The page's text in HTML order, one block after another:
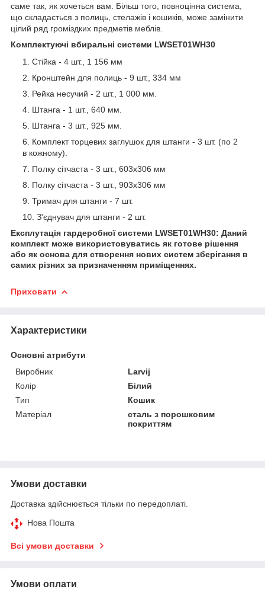
саме так, як хочеться вам. Більш того, повноцінна система,
що складається з полиць, стелажів і кошиків, може замінити
цілий ряд громіздких предметів меблів.
Комплектуючі вбиральні системи LWSET01WH30
Стійка - 4 шт., 1 156 мм
Кронштейн для полиць - 9 шт., 334 мм
Рейка несучий - 2 шт., 1 000 мм.
Штанга - 1 шт., 640 мм.
Штанга - 3 шт., 925 мм.
Комплект торцевих заглушок для штанги - 3 шт. (по 2
в кожному).
Полку сітчаста - 3 шт., 603х306 мм
Полку сітчаста - 3 шт., 903х306 мм
Тримач для штанги - 7 шт.
З'єднувач для штанги - 2 шт.
Експлутація гардеробної системи LWSET01WH30: Даний
комплект може використовуватись як готове рішення
або як основа для створення нових систем зберігання в
самих різних за призначенням приміщеннях.
Приховати
Характеристики
Основні атрибути
Виробник
Larvij
Колір
Білий
Тип
Кошик
Матеріал
сталь з порошковим
покриттям
Умови доставки
Доставка здійснюється тільки по передоплаті.
Нова Пошта
Всі умови доставки
Умови оплати